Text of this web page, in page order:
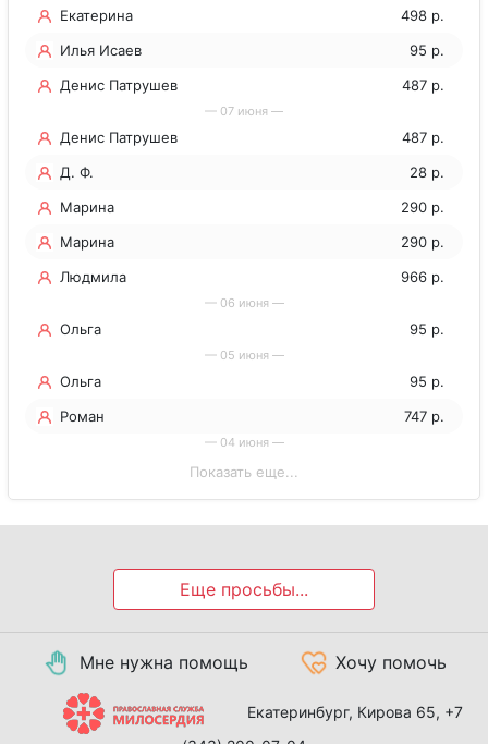
Екатерина
498 р.
Илья Исаев
95 р.
Денис Патрушев
487 р.
— 07 июня —
Денис Патрушев
487 р.
Д. Ф.
28 р.
Марина
290 р.
Марина
290 р.
Людмила
966 р.
— 06 июня —
Ольга 95 р.
— 05 июня —
Ольга
95 р.
Роман
747 р.
— 04 июня —
Показать еще...
Еще просьбы...
Мне нужна помощь Хочу помочь
Екатеринбург, Кирова 65, +7